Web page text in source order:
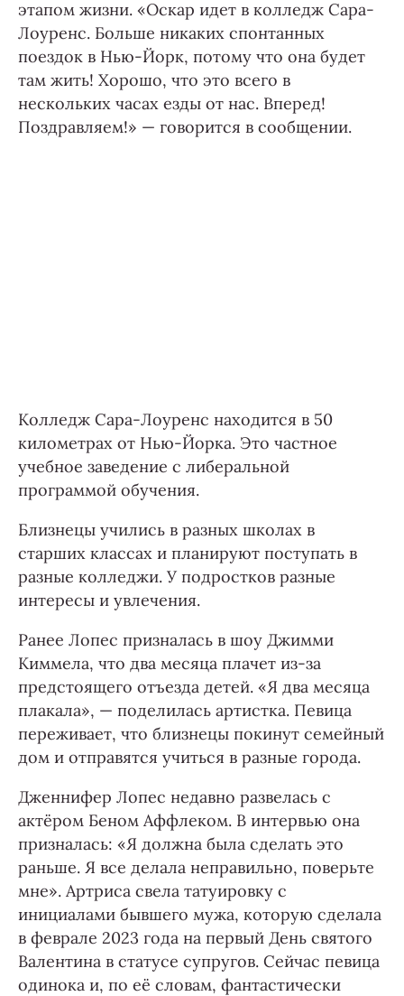
этапом жизни. «Оскар идет в колледж Сара-
Лоуренс. Больше никаких спонтанных
поездок в Нью-Йорк, потому что она будет
там жить! Хорошо, что это всего в
нескольких часах езды от нас. Вперед!
Поздравляем!» — говорится в сообщении.
Колледж Сара-Лоуренс находится в 50
километрах от Нью-Йорка. Это частное
учебное заведение с либеральной
программой обучения.
Близнецы учились в разных школах в
старших классах и планируют поступать в
разные колледжи. У подростков разные
интересы и увлечения.
Ранее Лопес призналась в шоу Джимми
Киммела, что два месяца плачет из-за
предстоящего отъезда детей. «Я два месяца
плакала», — поделилась артистка. Певица
переживает, что близнецы покинут семейный
дом и отправятся учиться в разные города.
Дженнифер Лопес недавно развелась с
актёром Беном Аффлеком. В интервью она
призналась: «Я должна была сделать это
раньше. Я все делала неправильно, поверьте
мне». Артриса свела татуировку с
инициалами бывшего мужа, которую сделала
в феврале 2023 года на первый День святого
Валентина в статусе супругов. Сейчас певица
одинока и, по её словам, фантастически